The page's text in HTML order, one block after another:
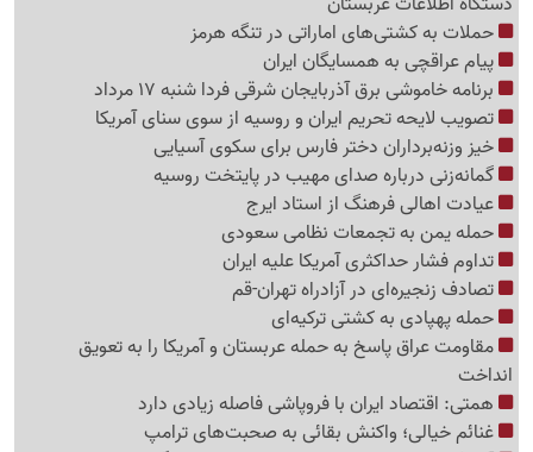
حملات به کشتی‌های اماراتی در تنگه هرمز
پیام عراقچی به همسایگان ایران
برنامه خاموشی برق آذربایجان شرقی فردا شنبه 17 مرداد
تصویب لایحه تحریم ایران و روسیه از سوی سنای آمریکا
خیز وزنه‌برداران دختر فارس برای سکوی آسیایی
گمانه‌زنی درباره صدای مهیب در پایتخت روسیه
عیادت اهالی فرهنگ از استاد ایرج
حمله یمن به تجمعات نظامی سعودی
تداوم فشار حداکثری آمریکا علیه ایران
تصادف زنجیره‌ای در آزادراه تهران-قم
حمله پهپادی به کشتی ترکیه‌ای
مقاومت عراق پاسخ به حمله عربستان و آمریکا را به تعویق
انداخت
همتی: اقتصاد ایران با فروپاشی فاصله زیادی دارد
غنائم خیالی؛ واکنش بقائی به صحبت‌های ترامپ